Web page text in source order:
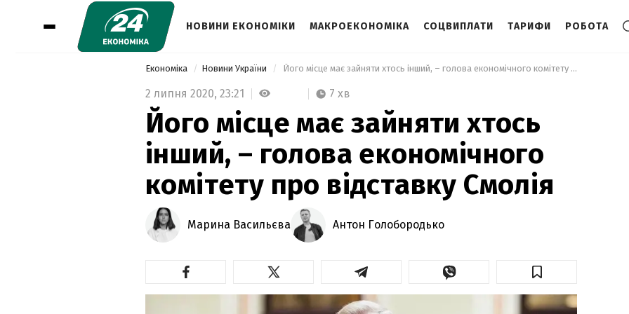
НОВИНИ ЕКОНОМІКИ МАКРОЕКОНОМІКА СОЦВИПЛАТИ ТАРИФИ РОБОТА
Економіка Новини України Його місце має зайняти хтось інший, – голова економічного комітету про відставку Смолія
2 липня 2020, 23:21 7 хв
Його місце має зайняти хтось
інший, – голова економічного
комітету про відставку Смолія
Марина Васильєва Антон Голобородько